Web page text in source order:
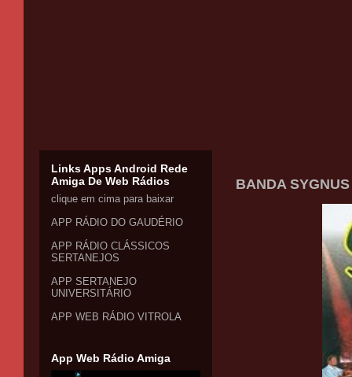
BANDA
Links Apps Android Rede
Amiga De Web Rádios
clique em cima para baixar
APP RÁDIO DO GAUDÉRIO
APP RÁDIO CLÁSSICOS
SERTANEJOS
APP SERTANEJO
UNIVERSITÁRIO
APP WEB RÁDIO VITROLA
App Web Rádio Amiga